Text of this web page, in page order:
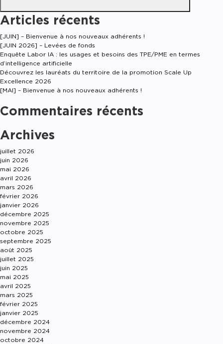
Articles récents
[JUIN] – Bienvenue à nos nouveaux adhérents !
[JUIN 2026] – Levées de fonds
Enquête Labor IA : les usages et besoins des TPE/PME en termes
d’intelligence artificielle
Découvrez les lauréats du territoire de la promotion Scale Up
Excellence 2026
[MAI] – Bienvenue à nos nouveaux adhérents !
Commentaires récents
Archives
juillet 2026
juin 2026
mai 2026
avril 2026
mars 2026
février 2026
janvier 2026
décembre 2025
novembre 2025
octobre 2025
septembre 2025
août 2025
juillet 2025
juin 2025
mai 2025
avril 2025
mars 2025
février 2025
janvier 2025
décembre 2024
novembre 2024
octobre 2024